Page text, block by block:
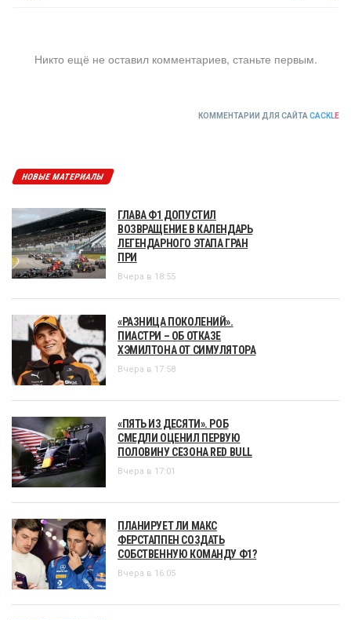
Никто ещё не оставил комментариев, станьте первым.
КОММЕНТАРИИ ДЛЯ САЙТА CACKLE
НОВЫЕ МАТЕРИАЛЫ
ГЛАВА Ф1 ДОПУСТИЛ
ВОЗВРАЩЕНИЕ В КАЛЕНДАРЬ
ЛЕГЕНДАРНОГО ЭТАПА ГРАН
ПРИ
Вчера в 18:55
«РАЗНИЦА ПОКОЛЕНИЙ».
ПИАСТРИ – ОБ ОТКАЗЕ
ХЭМИЛТОНА ОТ СИМУЛЯТОРА
Вчера в 17:58
«ПЯТЬ ИЗ ДЕСЯТИ». РОБ
СМЕДЛИ ОЦЕНИЛ ПЕРВУЮ
ПОЛОВИНУ СЕЗОНА RED BULL
Вчера в 17:01
ПЛАНИРУЕТ ЛИ МАКС
ФЕРСТАППЕН СОЗДАТЬ
СОБСТВЕННУЮ КОМАНДУ Ф1?
Вчера в 16:05